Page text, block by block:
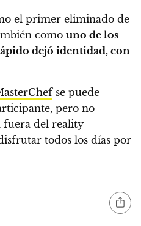
el primer eliminado de
como uno de los
dejó identidad, con
se puede
pero no
fuera del reality
todos los días por